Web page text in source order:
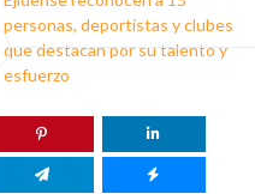
personas, deportistas y clubes
que destacan por su talento y
esfuerzo